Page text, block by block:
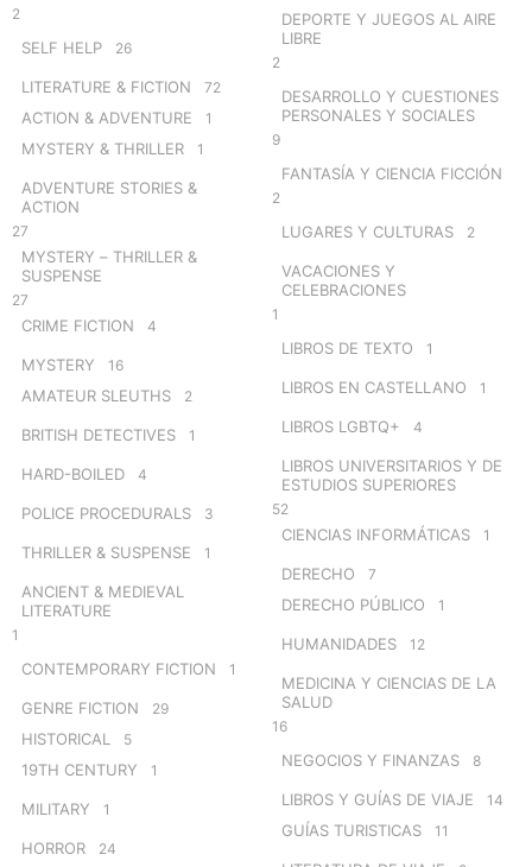
2
SELF HELP 26
LITERATURE & FICTION 72
ACTION & ADVENTURE 1
MYSTERY & THRILLER 1
ADVENTURE STORIES &
ACTION
27
MYSTERY – THRILLER &
SUSPENSE
27
CRIME FICTION 4
MYSTERY 16
AMATEUR SLEUTHS 2
BRITISH DETECTIVES 1
HARD-BOILED 4
POLICE PROCEDURALS 3
THRILLER & SUSPENSE 1
ANCIENT & MEDIEVAL
LITERATURE
1
CONTEMPORARY FICTION 1
GENRE FICTION 29
HISTORICAL 5
19TH CENTURY 1
MILITARY 1
HORROR 24
DEPORTE Y JUEGOS AL AIRE
LIBRE
2
DESARROLLO Y CUESTIONES
PERSONALES Y SOCIALES
9
FANTASÍA Y CIENCIA FICCIÓN
2
LUGARES Y CULTURAS 2
VACACIONES Y
CELEBRACIONES
1
LIBROS DE TEXTO 1
LIBROS EN CASTELLANO 1
LIBROS LGBTQ+ 4
LIBROS UNIVERSITARIOS Y DE
ESTUDIOS SUPERIORES
52
CIENCIAS INFORMÁTICAS 1
DERECHO 7
DERECHO PÚBLICO 1
HUMANIDADES 12
MEDICINA Y CIENCIAS DE LA
SALUD
16
NEGOCIOS Y FINANZAS 8
LIBROS Y GUÍAS DE VIAJE 14
GUÍAS TURISTICAS 11